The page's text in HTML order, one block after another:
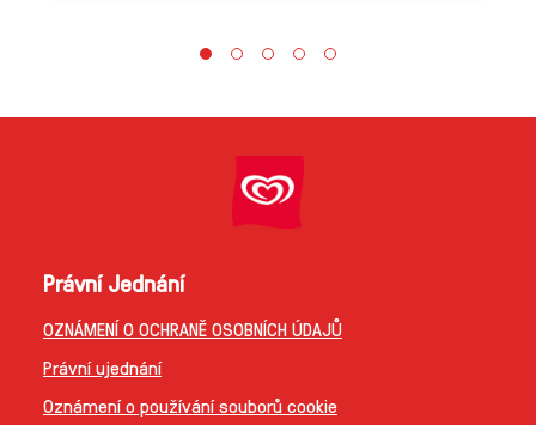
Právní Jednání
OZNÁMENÍ O OCHRANĚ OSOBNÍCH ÚDAJŮ
Právní ujednání
Oznámení o používání souborů cookie